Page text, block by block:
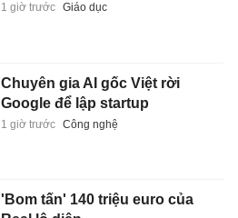
1 giờ trước Giáo dục
Chuyên gia AI gốc Việt rời
Google để lập startup
1 giờ trước Công nghệ
'Bom tấn' 140 triệu euro của